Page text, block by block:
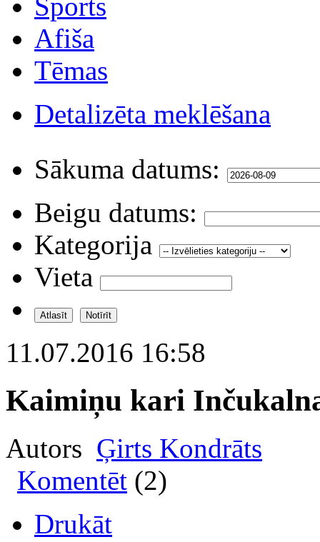
Afiša
Tēmas
Detalizēta meklēšana
Sākuma datums:
Beigu datums:
Kategorija
Vieta
11.07.2016 16:58
Kaimiņu kari
Autors Ģirts Kondrāts
Komentēt (2)
Drukāt